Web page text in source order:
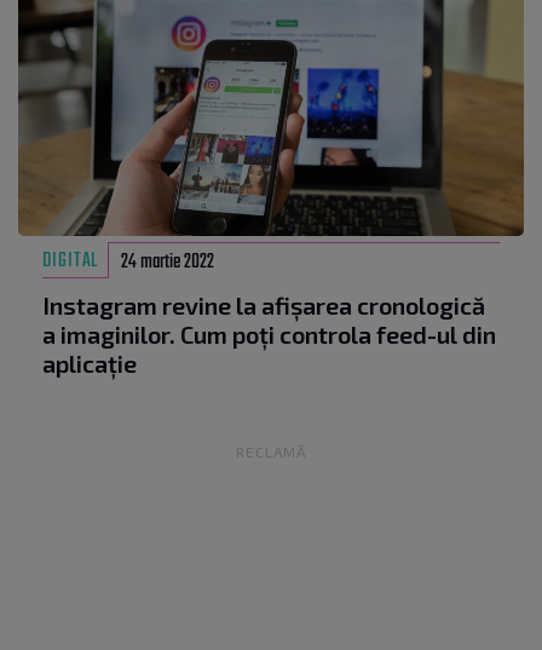
DIGITAL 24 martie 2022
Instagram revine la afișarea cronologică
a imaginilor. Cum poți controla feed-ul din
aplicație
RECLAMĂ